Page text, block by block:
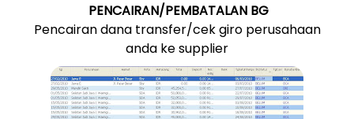
PENCAIRAN/PEMBATALAN BG
Pencairan dana transfer/cek giro perusahaan
anda ke supplier